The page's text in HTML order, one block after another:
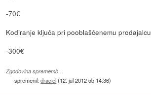
-70€
Kodiranje ključa pri pooblaščenemu prodajalcu
-300€
Zgodovina sprememb…
spremenil:draciel(12. jul 2012 ob 14:36)